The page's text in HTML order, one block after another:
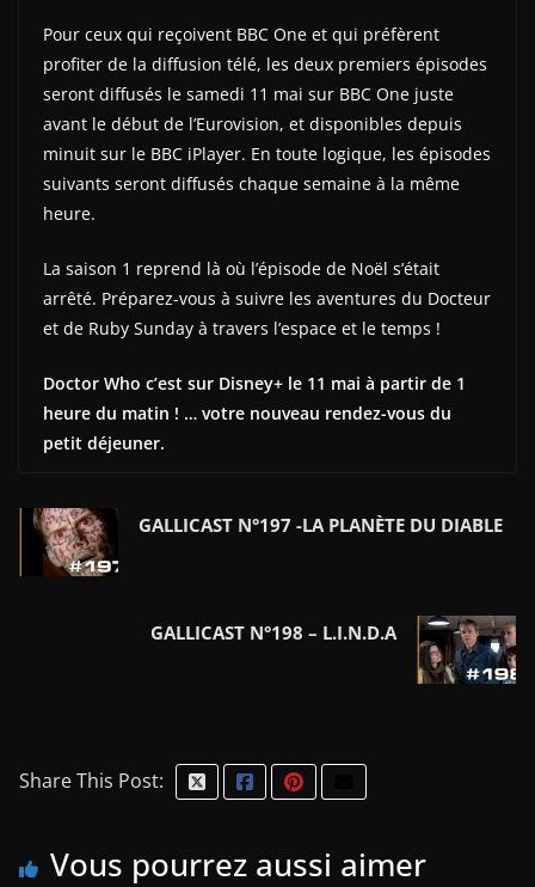
Pour ceux qui reçoivent BBC One et qui préfèrent
profiter de la diffusion télé, les deux premiers épisodes
seront diffusés le samedi 11 mai sur BBC One juste
avant le début de l’Eurovision, et disponibles depuis
minuit sur le BBC iPlayer. En toute logique, les épisodes
suivants seront diffusés chaque semaine à la même
heure.
La saison 1 reprend là où l’épisode de Noël s’était
arrêté. Préparez-vous à suivre les aventures du Docteur
et de Ruby Sunday à travers l’espace et le temps !
Doctor Who c’est sur Disney+ le 11 mai à partir de 1
heure du matin ! … votre nouveau rendez-vous du
petit déjeuner.
GALLICAST N°197 -LA PLANÈTE DU DIABLE
GALLICAST N°198 – L.I.N.D.A
Share This Post:
Vous pourrez aussi aimer